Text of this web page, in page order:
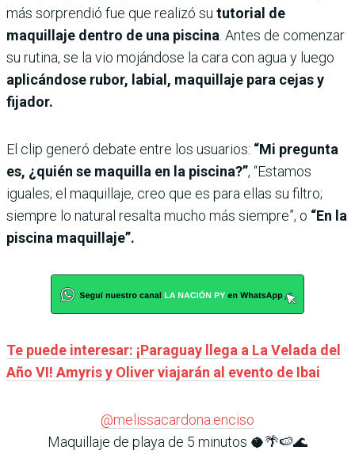
más sorprendió fue que realizó su tutorial de
maquillaje dentro de una piscina . Antes de comenzar
su rutina, se la vio mojándose la cara con agua y luego
aplicándose rubor, labial, maquillaje para cejas y
fijador.
El clip generó debate entre los usuarios: “Mi pregunta
es, ¿quién se maquilla en la piscina?”, “Estamos
iguales; el maquillaje, creo que es para ellas su filtro;
siempre lo natural resalta mucho más siempre”, o “En la
piscina maquillaje”.
Te puede interesar: ¡Paraguay llega a La Velada del
Año VI! Amyris y Oliver viajarán al evento de Ibai
@melissacardona.enciso
Maquillaje de playa de 5 minutos 🥥🌴🍉🌊